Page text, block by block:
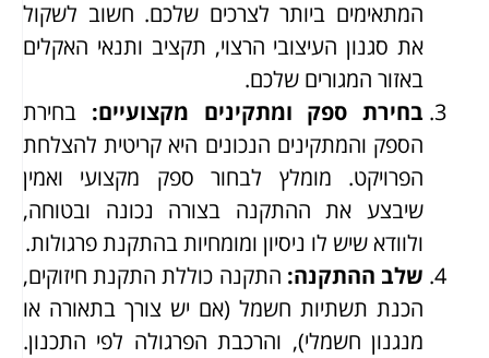
המתאימים ביותר לצרכים שלכם. חשוב לשקול
את סגנון העיצובי הרצוי, תקציב ותנאי האקלים
באזור המגורים שלכם.
בחירת ספק ומתקינים מקצועיים: בחירת
הספק והמתקינים הנכונים היא קריטית להצלחת
הפרויקט. מומלץ לבחור ספק מקצועי ואמין
שיבצע את ההתקנה בצורה נכונה ובטוחה,
ולוודא שיש לו ניסיון ומומחיות בהתקנת פרגולות.
שלב ההתקנה: התקנה כוללת התקנת חיזוקים,
הכנת תשתיות חשמל (אם יש צורך בתאורה או
מנגנון חשמלי), והרכבת הפרגולה לפי התכנון.